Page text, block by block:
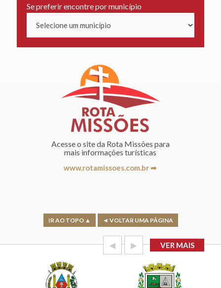
Se preferir encontre por município
Acesse o site da Rota Missões para
mais informações turísticas
www.rotamissoes.com.br ➦
IR AO TOPO ▲ ◄ VOLTAR UMA PÁGINA
◀ ▶ VER MAIS